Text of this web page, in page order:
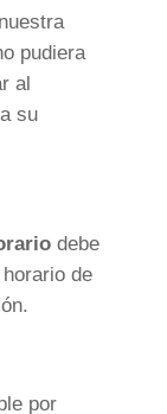
pudiera
al
su
debe
de
por